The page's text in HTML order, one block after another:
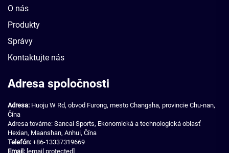
O nás
Produkty
Správy
Kontaktujte nás
Adresa spoločnosti
Adresa: Huoju W Rd, obvod Furong, mesto Changsha, provincie Chu-nan,
Čína
Adresa továrne: Sancai Sports, Ekonomická a technologická oblasť
Hexian, Maanshan, Anhui, Čína
Telefón: +86-13337319669
Email: [email protected]